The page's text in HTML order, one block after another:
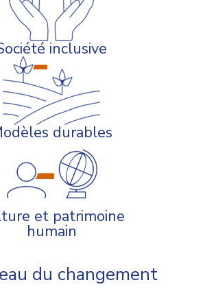
inclusive
durables
et patrimoine
humain
du changement